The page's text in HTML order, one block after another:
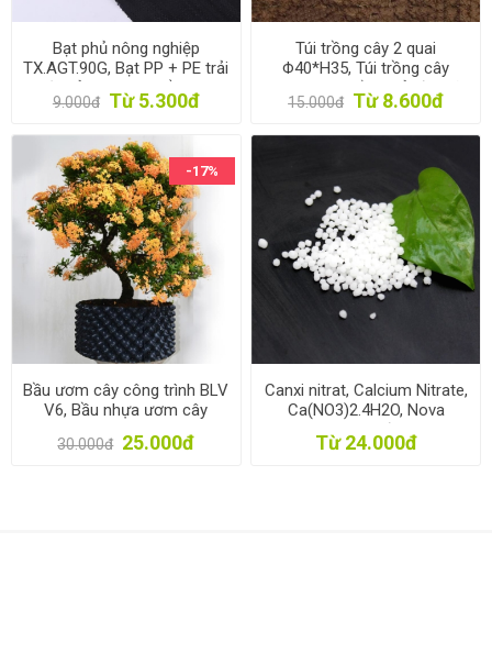
Bạt phủ nông nghiệp
TX.AGT.90G, Bạt PP + PE trải
diệt cỏ, Màng giữ ẩm cho
đất chống cỏ dại
9.000đ Từ 5.300đ
Túi trồng cây 2 quai
Φ40*H35, Túi trồng cây
công trình bằng Vải địa kỹ
thuật không dệt
15.000đ Từ 8.600đ
-17%
Bầu ươm cây công trình BLV
V6, Bầu nhựa ươm cây
thông minh dày 0.7 mm
30.000đ 25.000đ
Canxi nitrat, Calcium Nitrate,
Ca(NO3)2.4H2O, Nova
Calcium, Phân đạm nitrat
15.5-0-0
Từ 24.000đ